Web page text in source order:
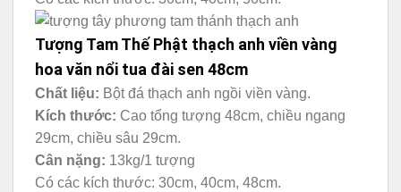
Tượng Tam Thế Phật thạch anh viền vàng
hoa văn nổi tua đài sen 48cm
Chất liệu: Bột đá thạch anh ngồi viền vàng.
Kích thước: Cao tổng tượng 48cm, chiều ngang
29cm, chiều sâu 29cm.
Cân nặng: 13kg/1 tượng
Có các kích thước: 30cm, 40cm, 48cm.